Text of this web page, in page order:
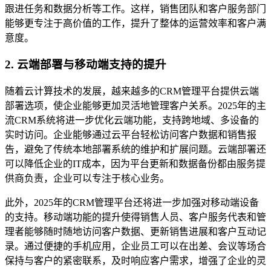
跟进任务和数据分析等工作。这样，销售团队和客户服务部门
能够更专注于高价值的工作，提升了整体的运营效率和客户满
意度。
2. 云端部署与移动端支持的提升
随着云计算技术的发展，越来越多的CRM管理平台提供云端
部署选项，使企业能够更加灵活地管理客户关系。2025年的主
流CRM系统将进一步优化云端功能，支持跨地域、多设备的
实时访问。企业能够通过云平台轻松访问客户数据和销售报
告，避免了传统本地部署系统的维护和扩展问题。云端部署还
可以降低企业的IT成本，因为平台更新和数据备份都由服务提
供商负责，企业可以专注于核心业务。
此外，2025年的CRM管理平台还将进一步加强对移动端设备
的支持。移动端功能的提升使得销售人员、客户服务代表和管
理者能够随时随地访问客户数据、更新销售进展和客户互动记
录。通过便捷的手机应用，企业员工可以在出差、会议等场合
保持与客户的紧密联系，及时响应客户需求，增强了企业的灵